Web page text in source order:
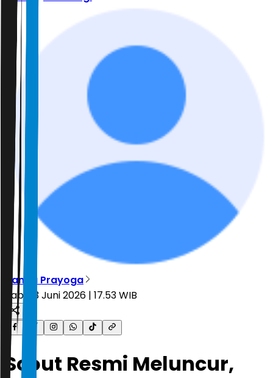
Nanda Prayoga
Rabu, 3 Juni 2026 | 17.53 WIB
Scout Resmi Meluncur,